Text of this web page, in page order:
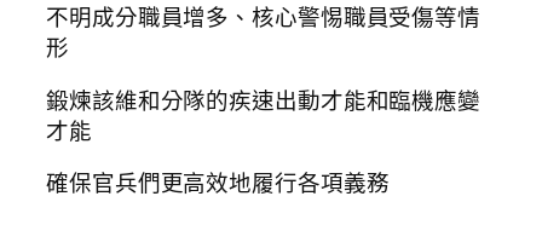
不明成分職員增多、核心警惕職員受傷等情
形
鍛煉該維和分隊的疾速出動才能和臨機應變
才能
確保官兵們更高效地履行各項義務